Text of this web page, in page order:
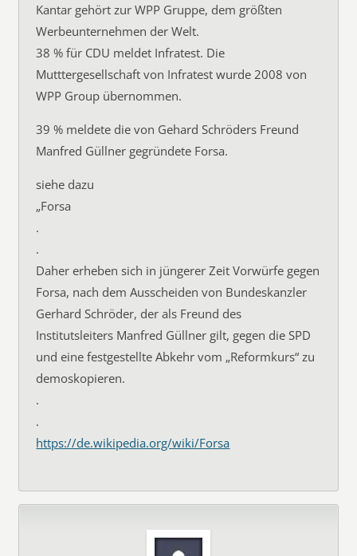
Kantar gehört zur WPP Gruppe, dem größten
Werbeunternehmen der Welt.
38 % für CDU meldet Infratest. Die
Mutttergesellschaft von Infratest wurde 2008 von
WPP Group übernommen.
39 % meldete die von Gehard Schröders Freund
Manfred Güllner gegründete Forsa.
siehe dazu
„Forsa
.
.
Daher erheben sich in jüngerer Zeit Vorwürfe gegen
Forsa, nach dem Ausscheiden von Bundeskanzler
Gerhard Schröder, der als Freund des
Institutsleiters Manfred Güllner gilt, gegen die SPD
und eine festgestellte Abkehr vom „Reformkurs“ zu
demoskopieren.
.
.
https://de.wikipedia.org/wiki/Forsa